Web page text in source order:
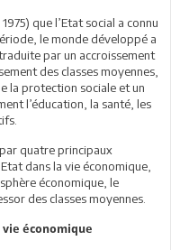
que l’Etat social a connu
le monde développé a
par un accroissement
des classes moyennes,
la protection sociale et un
l’éducation, la santé, les
quatre principaux
dans la vie économique,
économique, le
des classes moyennes.
vie économique